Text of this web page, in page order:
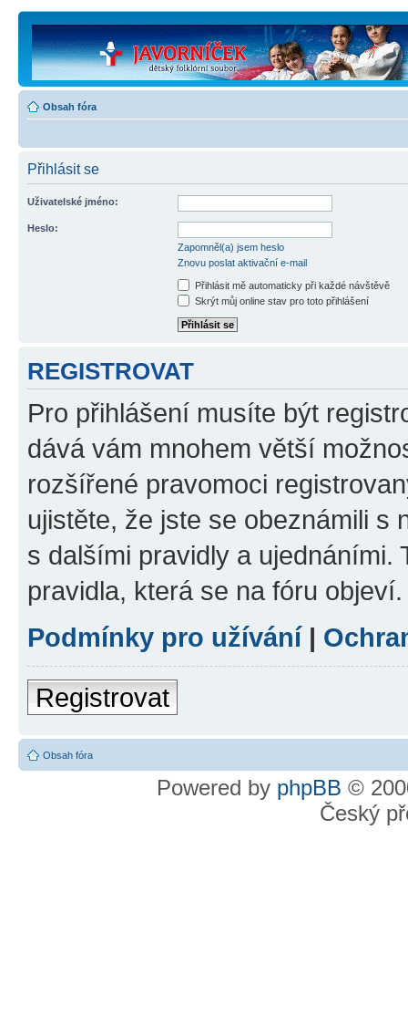
Obsah fóra
Přihlásit se
Uživatelské jméno:
Heslo:
Zapomněl(a) jsem heslo
Znovu poslat aktivační e-mail
Přihlásit mě automaticky při každé návštěvě
Skrýt můj online stav pro toto přihlášení
REGISTROVAT
Pro přihlášení musíte být
dává vám mnohem větší
rozšířené pravomoci
ujistěte, že jste se obeznámili s
s dalšími pravidly a ujednáními.
pravidla, která se na fóru objeví.
Podmínky pro užívání|
Registrovat
Obsah fóra
Powered by phpBB ©
Český